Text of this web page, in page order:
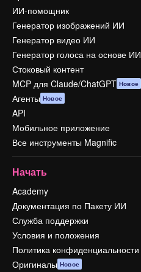
ИИ-помощник
Генератор изображений ИИ
Генератор видео ИИ
Генератор голоса на основе ИИ
Стоковый контент
MCP для Claude/ChatGPT Новое
Агенты Новое
API
Мобильное приложение
Все инструменты Magnific
Начать
Academy
Документация по Пакету ИИ
Служба поддержки
Условия и положения
Политика конфиденциальности
Оригиналы Новое